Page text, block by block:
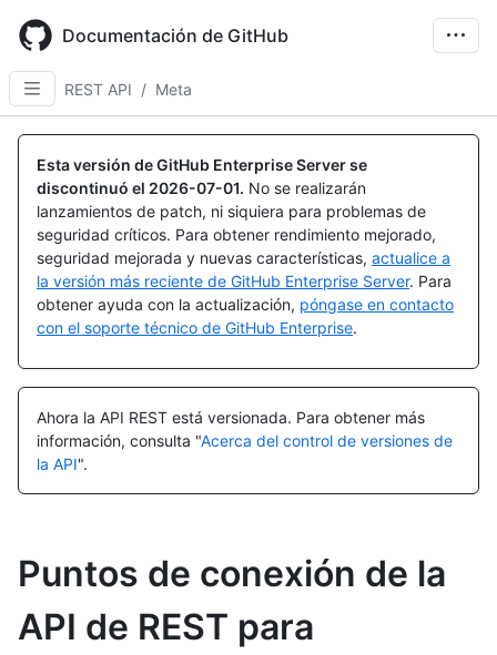
main
content
Documentación de GitHub
REST API / Meta
Esta versión de GitHub Enterprise Server se
discontinuó el 2026-07-01. No se realizarán
lanzamientos de patch, ni siquiera para problemas de
seguridad críticos. Para obtener rendimiento mejorado,
seguridad mejorada y nuevas características, actualice a
la versión más reciente de GitHub Enterprise Server. Para
obtener ayuda con la actualización, póngase en contacto
con el soporte técnico de GitHub Enterprise.
Ahora la API REST está versionada. Para obtener más
información, consulta "Acerca del control de versiones de
la API".
Puntos de conexión de la
API de REST para